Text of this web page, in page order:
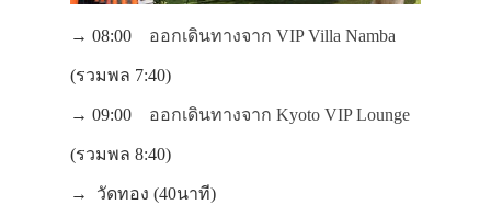
→ 08:00 ออกเดินทางจาก VIP Villa Namba
(รวมพล 7:40)
→ 09:00 ออกเดินทางจาก Kyoto VIP Lounge
(รวมพล 8:40)
→ วัดทอง (40นาที)